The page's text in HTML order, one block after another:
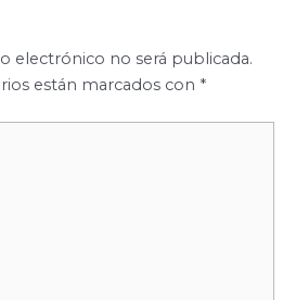
electrónico no será publicada.
están marcados con *